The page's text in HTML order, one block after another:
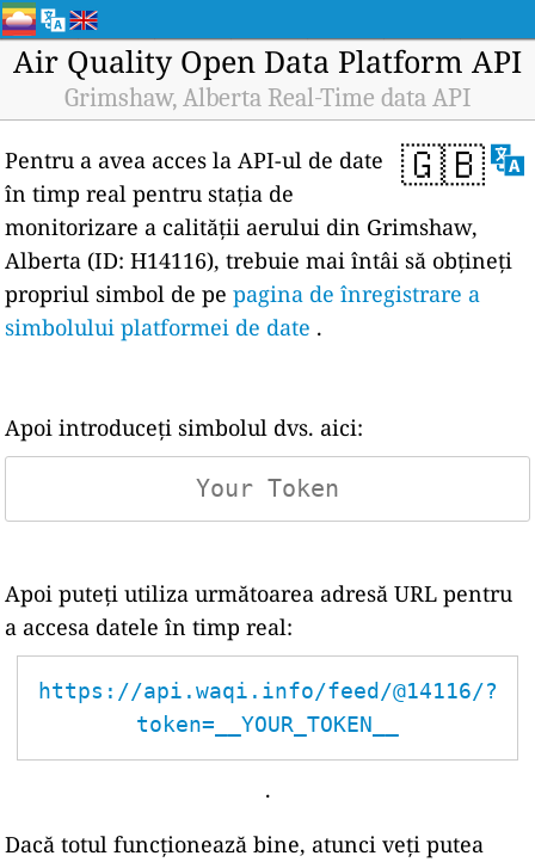
Air Quality Open Data Platform API
Grimshaw, Alberta Real-Time data API
🇬🇧
Pentru a avea acces la API-ul de date
în timp real pentru stația de
monitorizare a calității aerului din Grimshaw,
Alberta (ID: H14116), trebuie mai întâi să obțineți
propriul simbol de pepagina de înregistrare a
simbolului platformei de date .
Apoi introduceți simbolul dvs. aici:
Apoi puteți utiliza următoarea adresă URL pentru
a accesa datele în timp real:
https://api.waqi.info/feed/@14116/?
token=__YOUR_TOKEN__
.
Dacă totul funcționează bine, atunci veți putea